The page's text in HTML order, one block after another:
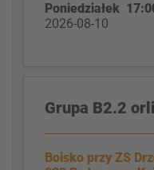
Poniedziałek
2026-08-10
Grupa B2.2
Boisko przy ZS